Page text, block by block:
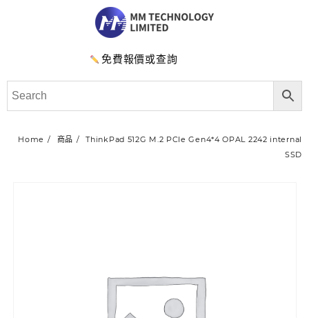
免費報價或查詢
Home 商品
ThinkPad 512G M.2 PCIe Gen4*4 OPAL 2242 internal
SSD